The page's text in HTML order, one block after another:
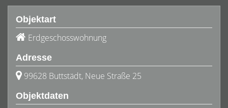
Objektart
Erdgeschosswohnung
Adresse
99628 Buttstädt, Neue Straße 25
Objektdaten